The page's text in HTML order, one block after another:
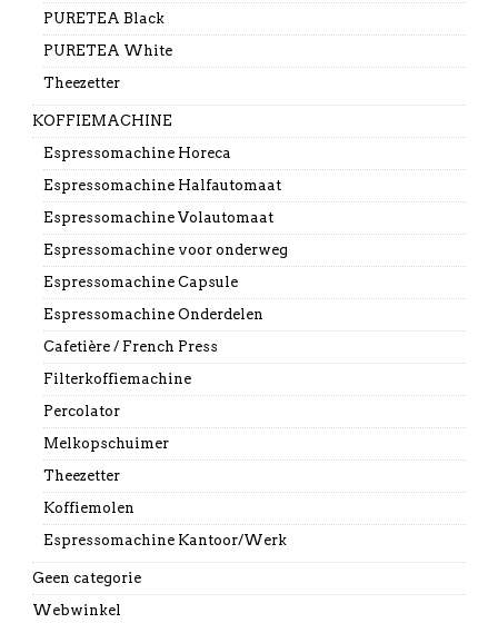
PURETEA Black
PURETEA White
Theezetter
KOFFIEMACHINE
Espressomachine Horeca
Espressomachine Halfautomaat
Espressomachine Volautomaat
Espressomachine voor onderweg
Espressomachine Capsule
Espressomachine Onderdelen
Cafetière / French Press
Filterkoffiemachine
Percolator
Melkopschuimer
Theezetter
Koffiemolen
Espressomachine Kantoor/Werk
Geen categorie
Webwinkel